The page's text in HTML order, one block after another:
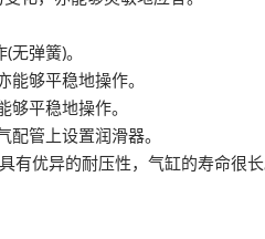
弹簧)。
能够平稳地操作。
够平稳地操作。
管上设置润滑器。
有优异的耐压性，气缸的寿命很